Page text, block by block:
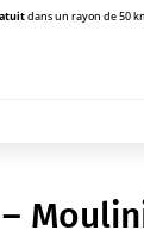
dans un rayon de 50
–